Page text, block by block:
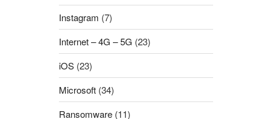
Instagram (7)
Internet – 4G – 5G (23)
iOS (23)
Microsoft (34)
Ransomware (11)